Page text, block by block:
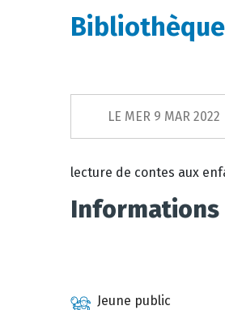
Bibliothèque
LE MER 9 MAR 2022
lecture de contes aux
Jeune public